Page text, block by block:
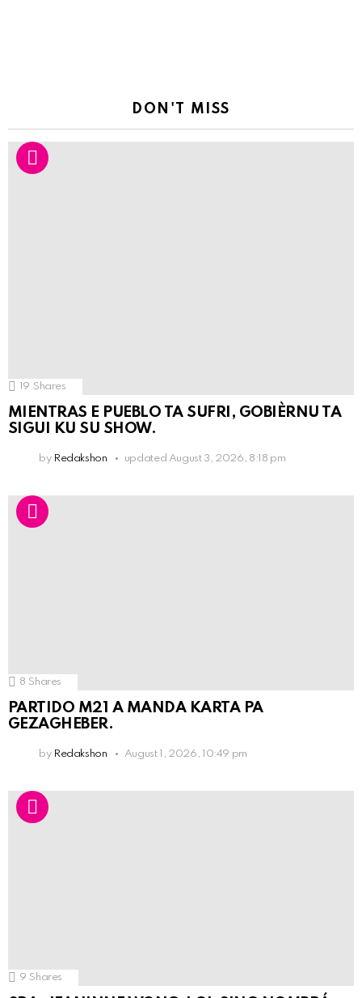
DON'T MISS
19 Shares
MIENTRAS E PUEBLO TA SUFRI, GOBIÈRNU TA
SIGUI KU SU SHOW.
by Redakshon updated August 3, 2026, 8:18 pm
8 Shares
PARTIDO M21 A MANDA KARTA PA
GEZAGHEBER.
by Redakshon August 1, 2026, 10:49 pm
9 Shares